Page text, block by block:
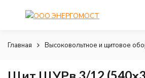
Главная Высоковольтное и щитовое